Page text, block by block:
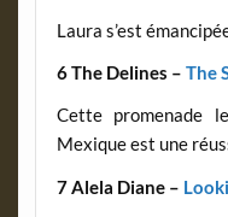
Laura s’est
6 The Delines – The
Cette promenade
Mexique est une
7 Alela Diane –